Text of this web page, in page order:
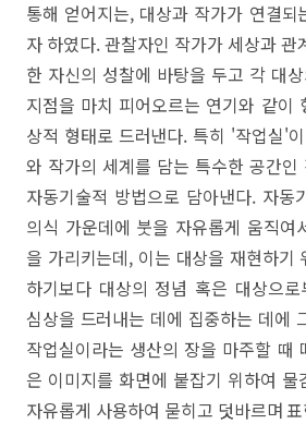
통해 얻어지는, 대상과 작가가 연결
자 하였다. 관찰자인 작가가 세상과 관
한 자신의 성찰에 바탕을 두고 각 대
지점을 마치 피어오르는 연기와 같이
상적 형태로 드러낸다. 특히 '작업실'
와 작가의 세계를 담는 특수한 공간인
자동기술적 방법으로 담아낸다. 자동
의식 가운데에 붓을 자유롭게 움직여
을 가리키는데, 이는 대상을 재현하기
하기보다 대상의 정념 혹은 대상으
심상을 드러내는 데에 집중하는 데에
작업실이라는 생산의 장을 마주할 때
은 이미지를 화면에 붙잡기 위하여
자유롭게 사용하여 묻히고 덧바르며